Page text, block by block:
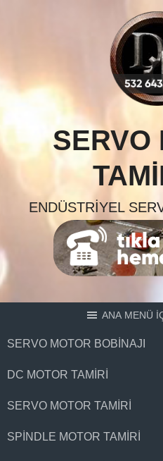
SERVO
ENDÜSTRIYEL
ANA MENÜ
SERVO MOTOR BOBINAJI
DC MOTOR TAMIRI
SERVO MOTOR TAMIRI
SPINDLE MOTOR TAMIRI